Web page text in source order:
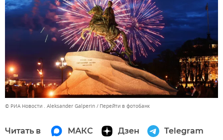
© РИА Новости . Aleksander Galperin Перейти в фотобанк
Читать в МАКС Дзен Telegram